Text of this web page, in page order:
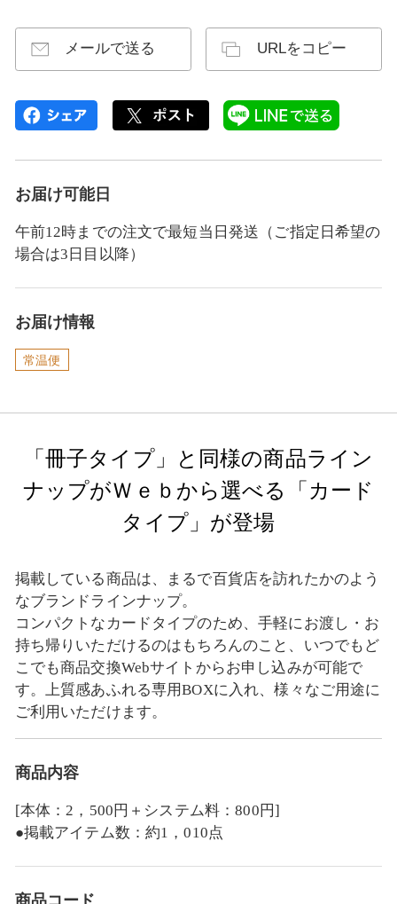
メールで送る URLをコピー
お届け可能日
午前12時までの注文で最短当日発送（ご指定日希望の
場合は3日目以降）
お届け情報
常温便
「冊子タイプ」と同様の商品ライン
ナップがＷｅｂから選べる「カード
タイプ」が登場
掲載している商品は、まるで百貨店を訪れたかのよう
なブランドラインナップ。
コンパクトなカードタイプのため、手軽にお渡し・お
持ち帰りいただけるのはもちろんのこと、いつでもど
こでも商品交換Webサイトからお申し込みが可能で
す。上質感あふれる専用BOXに入れ、様々なご用途に
ご利用いただけます。
商品内容
[本体：2，500円＋システム料：800円]
●掲載アイテム数：約1，010点